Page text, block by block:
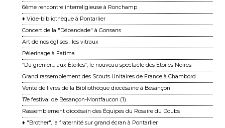
6ème rencontre interreligieuse à Ronchamp
♦ Vide-bibliothèque à Pontarlier
Concert de la "Débandade" à Gonsans
Art de nos églises : les vitraux
Pèlerinage à Fatima
“Du grenier… aux Étoiles”, le nouveau spectacle des Étoiles Noires
Grand rassemblement des Scouts Unitaires de France à Chambord
Vente de livres de la Bibliothèque diocésaine à Besançon
17e festival de Besançon-Montfaucon (1)
Rassemblement diocésain des Équipes du Rosaire du Doubs
♦ "Brother", la fraternité sur grand écran à Pontarlier